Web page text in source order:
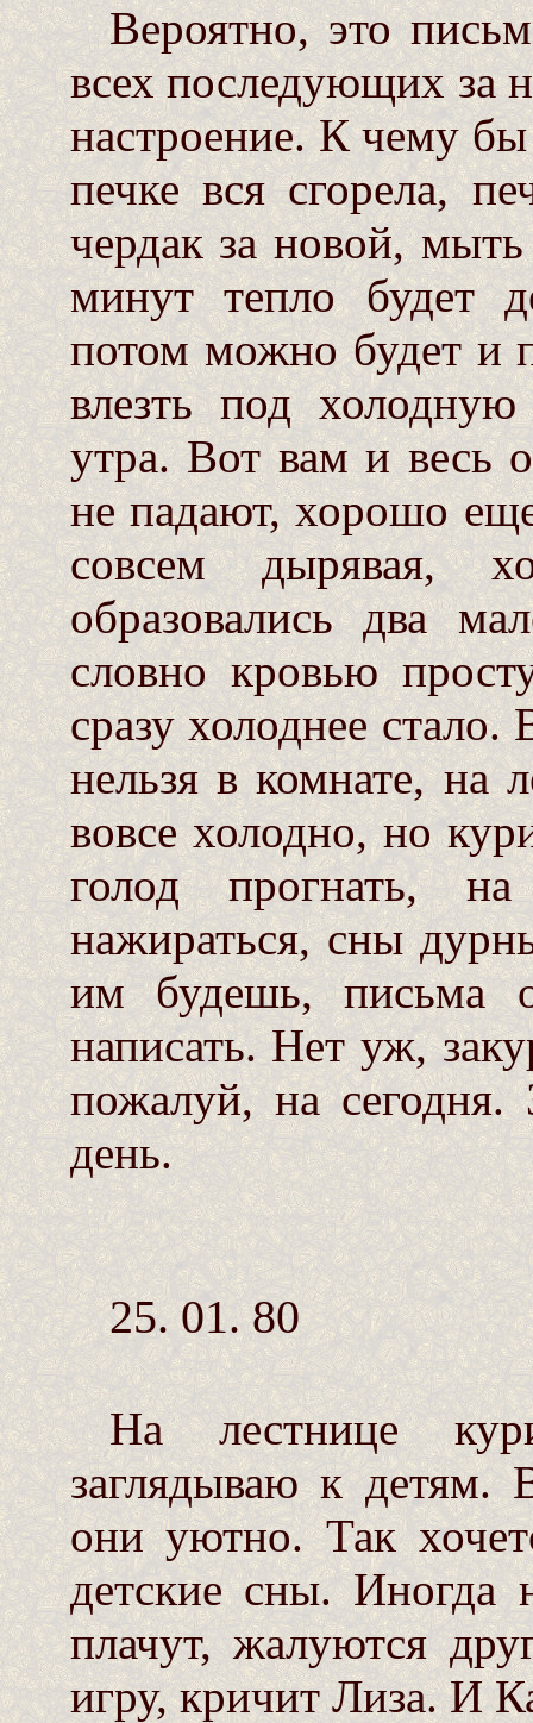
Вероятно, это
всех последующих за
настроение. К чему
печке вся сгорела,
чердак за новой,
минут тепло будет
потом можно будет и
влезть под
утра. Вот вам и весь
не падают, хорошо
совсем дырявая,
образовались два
словно кровью
сразу холоднее
нельзя в комнате, на
вовсе холодно, но
голод прогнать,
нажираться, сны
им будешь, письма
написать. Нет уж,
пожалуй, на сегодня.
день.
25. 01. 80
На лестнице
заглядываю к детям.
они уютно. Так
детские сны. Иногда
плачут, жалуются
игру, кричит Лиза. И